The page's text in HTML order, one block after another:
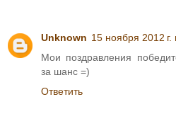
Unknown 15 ноября 2012 г.
Мои поздравления
за шанс =)
Ответить